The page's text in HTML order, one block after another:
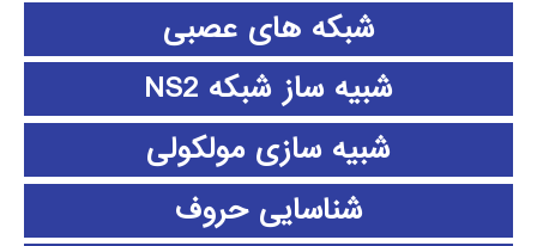
شبکه های عصبی
شبیه ساز شبکه NS2
شبیه سازی مولکولی
شناسایی حروف